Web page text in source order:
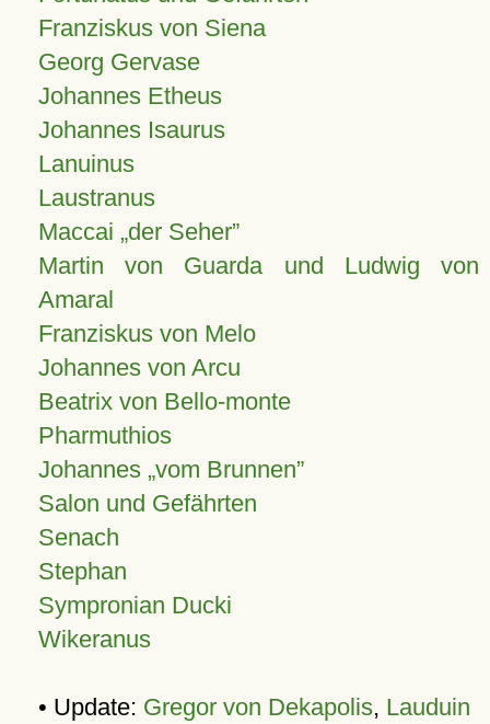
Franziskus von Siena
Georg Gervase
Johannes Etheus
Johannes Isaurus
Lanuinus
Laustranus
Maccai „der Seher”
Martin von Guarda und Ludwig von
Amaral
Franziskus von Melo
Johannes von Arcu
Beatrix von Bello-monte
Pharmuthios
Johannes vom Brunnen
Salon und Gefährten
Senach
Stephan
Sympronian Ducki
Wikeranus
• Update: Gregor von Dekapolis, Lauduin